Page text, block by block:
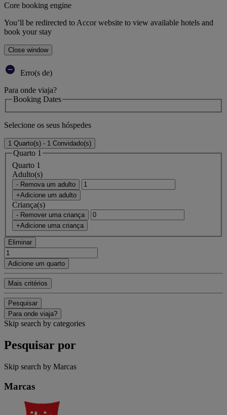
Core booking engine
You’ll be redirected to Accor website to view available hotels and
book your stay
Close window
Erro(s de)
Para onde viaja?
Booking Dates
Selecione os seus hóspedes
1 Quarto(s) - 1 Convidado(s)
Quarto 1
Quarto 1
Adulto(s)
- Remova um adulto
+Adicione um adulto
Criança(s)
- Remover uma criança
+Adicione uma criança
Eliminar
Adicione um quarto
Mais critérios
Pesquisar
Para onde viaja?
Skip search by categories
Pesquisar por
Skip search by Marcas
Marcas